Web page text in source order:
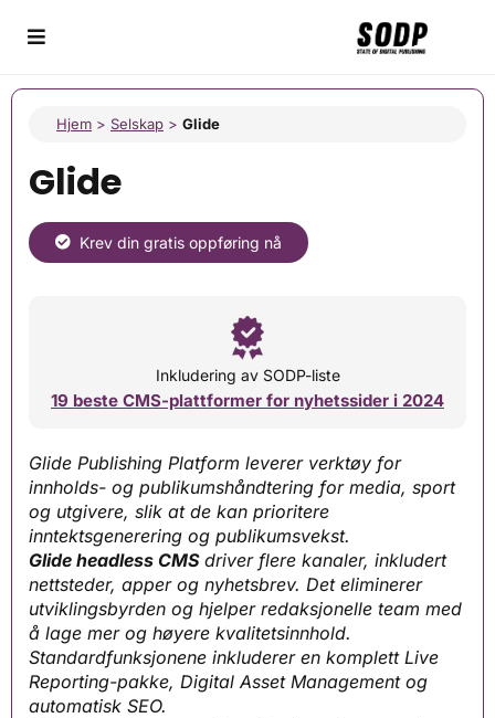
Hjem > Selskap > Glide
Glide
Krev din gratis oppføring nå
Inkludering av SODP-liste
19 beste CMS-plattformer for nyhetssider i 2024
Glide Publishing Platform leverer verktøy for
innholds- og publikumshåndtering for media, sport
og utgivere, slik at de kan prioritere
inntektsgenerering og publikumsvekst.
Glide headless CMSdriver flere kanaler, inkludert
nettsteder, apper og nyhetsbrev. Det eliminerer
utviklingsbyrden og hjelper redaksjonelle team med
å lage mer og høyere kvalitetsinnhold.
Standardfunksjonene inkluderer en komplett Live
Reporting-pakke, Digital Asset Management og
automatisk SEO.